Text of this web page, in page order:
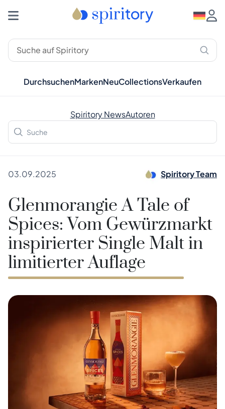
DurchsuchenMarkenNeuCollectionsVerkaufen
Spiritory NewsAutoren
03.09.2025 Spiritory Team
Glenmorangie A Tale of
Spices: Vom Gewürzmarkt
inspirierter Single Malt in
limitierter Auflage